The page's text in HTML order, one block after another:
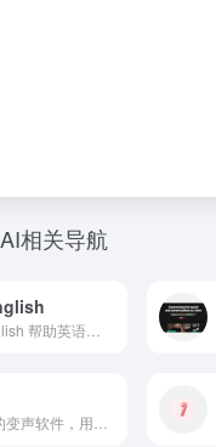
相关导航